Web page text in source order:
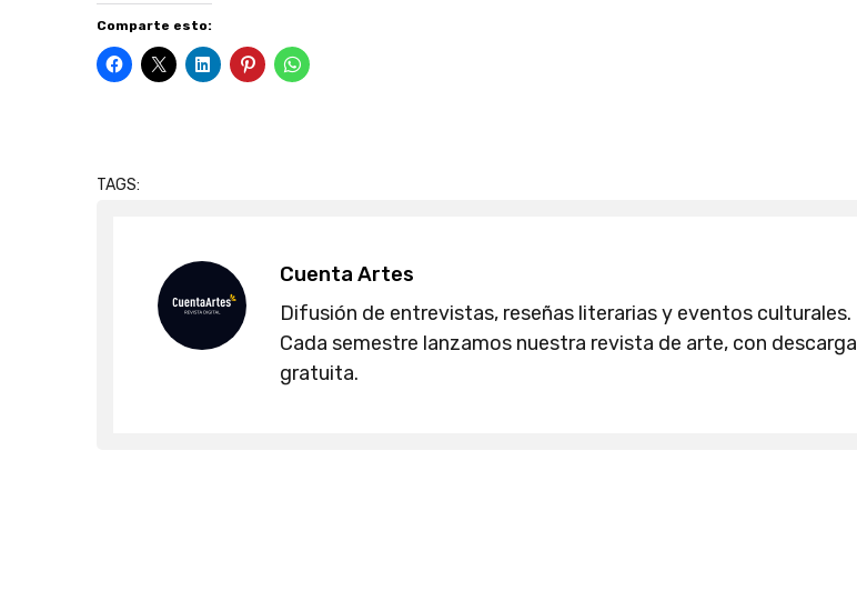
Comparte esto:
TAGS:
Cuenta Artes
Difusión de entrevistas, reseñas literarias y eventos culturales.
Cada semestre lanzamos nuestra revista de arte, con descarga
gratuita.